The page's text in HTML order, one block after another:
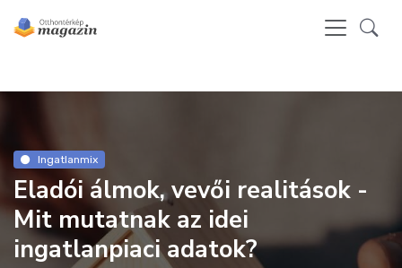
Ingatlanmix
Eladói álmok, vevői realitások -
Mit mutatnak az idei
ingatlanpiaci adatok?